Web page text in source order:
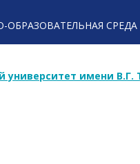
СРЕДА
университет имени В.Г.